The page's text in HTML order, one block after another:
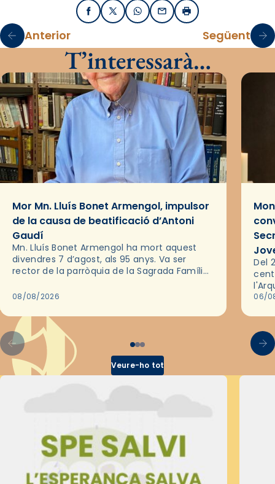
FacebookX / TwitterWhatsApp
EmailImprimir
Anterior Següent
T’interessarà…
Mor Mn. Lluís Bonet Armengol, impulsor
de la causa de beatificació d’Antoni
Gaudí
Mn. Lluís Bonet Armengol ha mort aquest
divendres 7 d’agost, als 95 anys. Va ser
rector de la parròquia de la Sagrada Família
2018,…
08/08/2026
Del
les
06/
Veure-ho tot